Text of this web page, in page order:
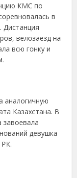
КМС по
в
Дистанция
велозаезд на
всю гонку и
аналогичную
Казахстана. В
завоевала
девушка